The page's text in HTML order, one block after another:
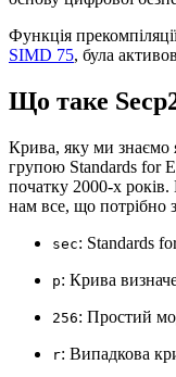
Функція
SIMD 75, була
Що таке
Крива, яку ми знаємо
групою Standards for
початку 2000-х
нам все, що потрібно
sec: Standards
p: Крива
256: Простий
r: Випадкова